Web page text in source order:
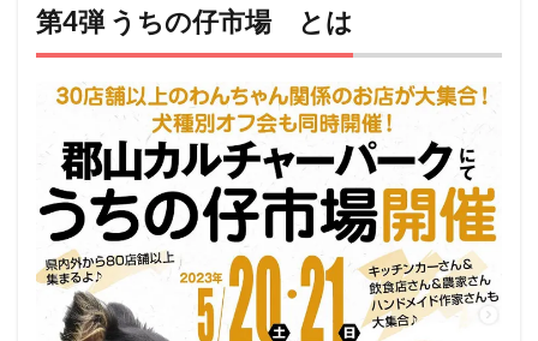
うち
の仔
市
とは
アク
セス
3
ペッ
ト
（犬
＆
猫）
第4弾 うちの仔市場 とは